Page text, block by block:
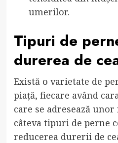
umerilor.
Tipuri de
durerea de
Există o varietate de
piață, fiecare având
care se adresează
câteva tipuri de perne
reducerea durerii de